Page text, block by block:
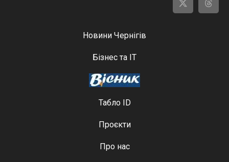
Новини Чернігів
Бізнес та ІТ
Табло ID
Проєкти
Про нас